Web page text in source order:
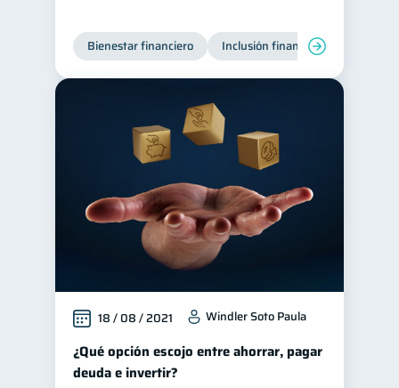
Bienestar financiero Inclusión financiera
18 / 08 / 2021 Windler Soto Paula
¿Qué opción escojo entre ahorrar, pagar
deuda e invertir?